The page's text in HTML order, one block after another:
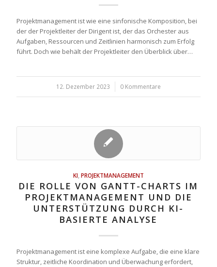
Projektmanagement ist wie eine sinfonische Komposition, bei
der der Projektleiter der Dirigent ist, der das Orchester aus
Aufgaben, Ressourcen und Zeitlinien harmonisch zum Erfolg
führt. Doch wie behält der Projektleiter den Überblick über…
12. Dezember 2023
/ 0 Kommentare
KI PROJEKTMANAGEMENT
DIE ROLLE VON GANTT-CHARTS IM
PROJEKTMANAGEMENT UND DIE
UNTERSTÜTZUNG DURCH KI-
BASIERTE ANALYSE
Projektmanagement ist eine komplexe Aufgabe, die eine klare
Struktur, zeitliche Koordination und Überwachung erfordert,